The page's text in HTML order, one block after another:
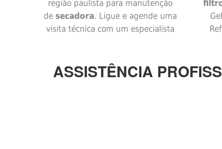
região paulista para manutenção
de secadora. Ligue e agende uma
visita técnica com um especialista
ASSISTÊNCIA